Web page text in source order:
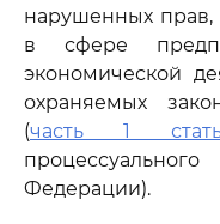
нарушенных прав,
в сфере
экономической
охраняемых
(часть 1
Федерации).